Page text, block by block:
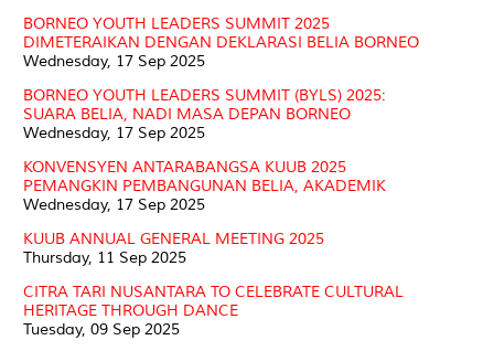
BORNEO YOUTH LEADERS SUMMIT 2025
DIMETERAIKAN DENGAN DEKLARASI BELIA BORNEO
Wednesday, 17 Sep 2025
BORNEO YOUTH LEADERS SUMMIT (BYLS) 2025:
SUARA BELIA, NADI MASA DEPAN BORNEO
Wednesday, 17 Sep 2025
KONVENSYEN ANTARABANGSA KUUB 2025
PEMANGKIN PEMBANGUNAN BELIA, AKADEMIK
Wednesday, 17 Sep 2025
KUUB ANNUAL GENERAL MEETING 2025
Thursday, 11 Sep 2025
CITRA TARI NUSANTARA TO CELEBRATE CULTURAL
HERITAGE THROUGH DANCE
Tuesday, 09 Sep 2025